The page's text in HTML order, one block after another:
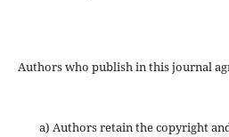
Authors who publish in this journal
a) Authors retain the copyright